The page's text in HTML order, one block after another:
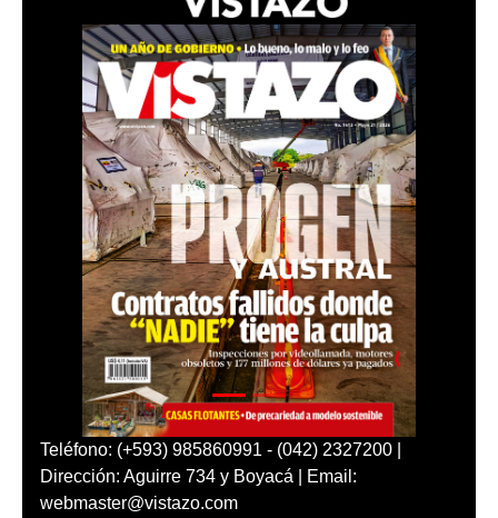
Teléfono: (+593) 985860991 - (042) 2327200 |
Dirección: Aguirre 734 y Boyacá | Email:
webmaster@vistazo.com